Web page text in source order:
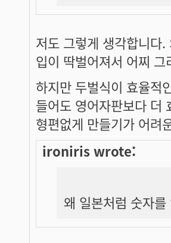
저도 그렇게 생각합니다
입이 딱벌어져서 어찌
하지만 두벌식이 효율적
들어도 영어자판보다 더
형편없게 만들기가 어려
ironiris wrote:
왜 일본처럼 숫자